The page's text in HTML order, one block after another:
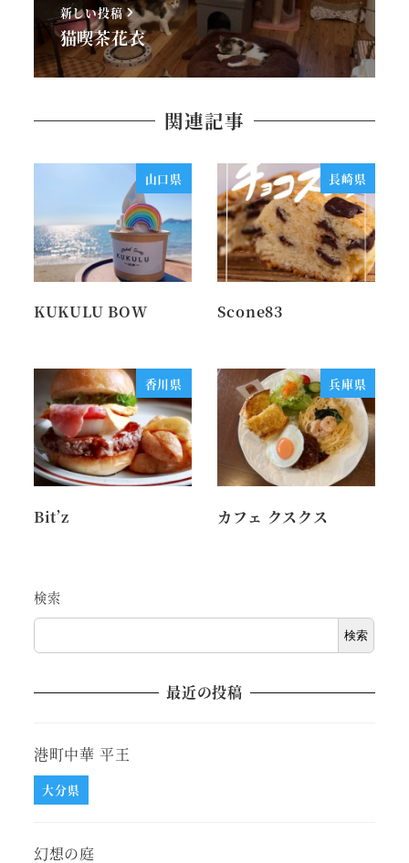
新しい投稿
猫喫茶花衣
関連記事
山口県
KUKULU BOW
長崎県
Scone83
香川県
Bit’z
兵庫県
カフェ クスクス
検索
検索
最近の投稿
港町中華 平王
大分県
幻想の庭